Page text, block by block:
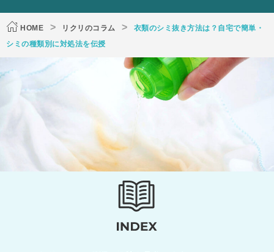
HOME リクリのコラム
衣類のシミ抜き方法は？自宅で簡単・
シミの種類別に対処法を伝授